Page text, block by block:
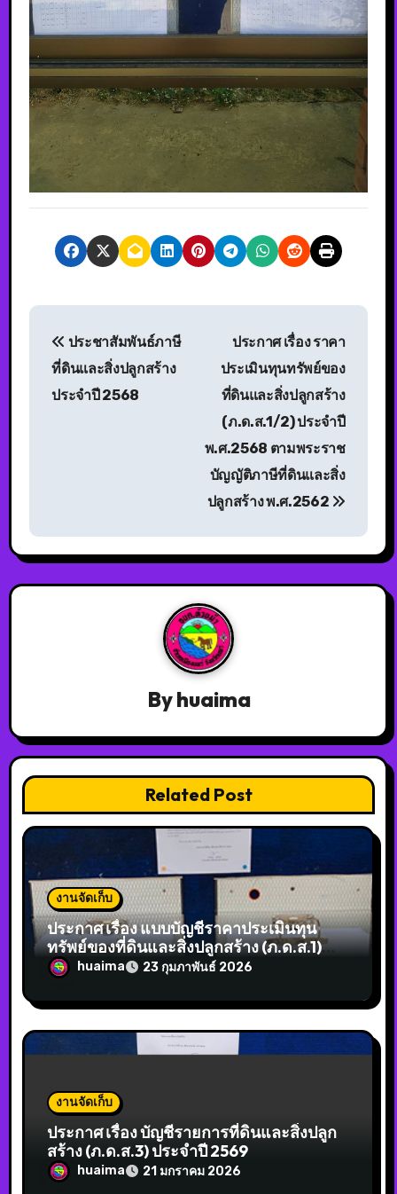
ประชาสัมพันธ์ภาษี
ที่ดินและสิ่งปลูกสร้าง
ประจำปี 2568
ประกาศ เรื่อง ราคา
ประเมินทุนทรัพย์ของ
ที่ดินและสิ่งปลูกสร้าง
(ภ.ด.ส.1/2) ประจำปี
พ.ศ.2568 ตามพระราช
บัญญัติภาษีที่ดินและสิ่ง
ปลูกสร้าง พ.ศ.2562
Byhuaima
Related Post
งานจัดเก็บ
ประกาศ เรื่อง แบบบัญชีราคาประเมินทุน
ทรัพย์ของที่ดินและสิ่งปลูกสร้าง (ภ.ด.ส.1)
ประจำปี 2569
huaima 23 กุมภาพันธ์ 2026
งานจัดเก็บ
ประกาศ เรื่อง บัญชีรายการที่ดินและสิ่งปลูก
สร้าง (ภ.ด.ส.3) ประจำปี 2569
huaima 21 มกราคม 2026